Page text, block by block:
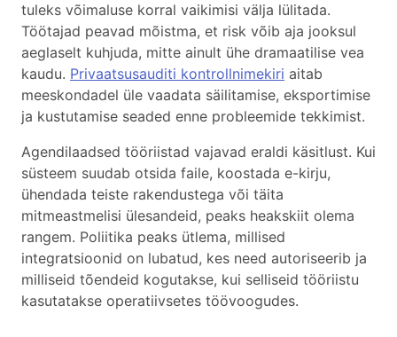
tuleks võimaluse korral vaikimisi välja lülitada.
Töötajad peavad mõistma, et risk võib aja jooksul
aeglaselt kuhjuda, mitte ainult ühe dramaatilise vea
kaudu. Privaatsusauditi kontrollnimekiri aitab
meeskondadel üle vaadata säilitamise, eksportimise
ja kustutamise seaded enne probleemide tekkimist.
Agendilaadsed tööriistad vajavad eraldi käsitlust. Kui
süsteem suudab otsida faile, koostada e-kirju,
ühendada teiste rakendustega või täita
mitmeastmelisi ülesandeid, peaks heakskiit olema
rangem. Poliitika peaks ütlema, millised
integratsioonid on lubatud, kes need autoriseerib ja
milliseid tõendeid kogutakse, kui selliseid tööriistu
kasutatakse operatiivsetes töövoogudes.